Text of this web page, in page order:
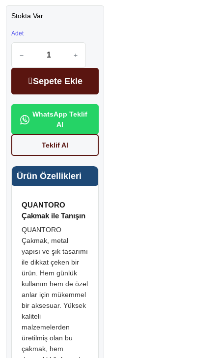
Stokta Var
Adet
− +
Sepete Ekle
WhatsApp Teklif
Al
Teklif Al
Ürün Özellikleri
QUANTORO
Çakmak ile Tanışın
QUANTORO
Çakmak, metal
yapısı ve şık tasarımı
ile dikkat çeken bir
ürün. Hem günlük
kullanım hem de özel
anlar için mükemmel
bir aksesuar. Yüksek
kaliteli
malzemelerden
üretilmiş olan bu
çakmak, hem